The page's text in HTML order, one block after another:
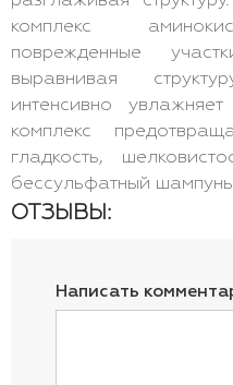
комплекс
поврежденные
выравнивая
интенсивно
комплекс
гладкость,
бессульфатный
ОТЗЫВЫ:
Написать